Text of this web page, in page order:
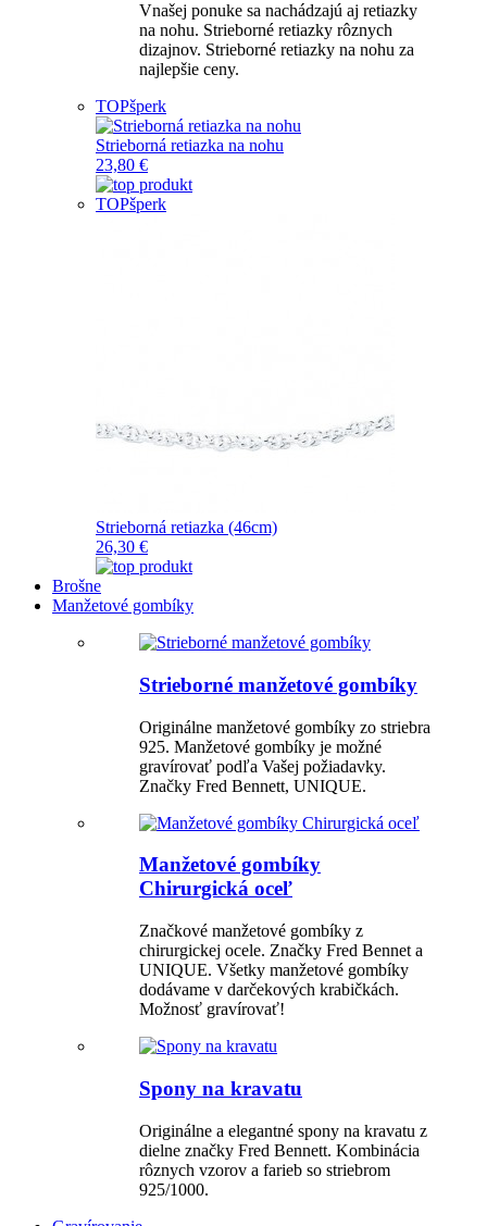
Vnašej ponuke sa nachádzajú aj retiazky
na nohu. Strieborné retiazky rôznych
dizajnov. Strieborné retiazky na nohu za
najlepšie ceny.
TOPšperk
Strieborná retiazka na nohu
23,80 €
TOPšperk
Strieborná retiazka (46cm)
26,30 €
Brošne
Manžetové gombíky
Strieborné manžetové gombíky
Originálne manžetové gombíky zo striebra
925. Manžetové gombíky je možné
gravírovať podľa Vašej požiadavky.
Značky Fred Bennett, UNIQUE.
Manžetové gombíky
Chirurgická oceľ
Značkové manžetové gombíky z
chirurgickej ocele. Značky Fred Bennet a
UNIQUE. Všetky manžetové gombíky
dodávame v darčekových krabičkách.
Možnosť gravírovať!
Spony na kravatu
Originálne a elegantné spony na kravatu z
dielne značky Fred Bennett. Kombinácia
rôznych vzorov a farieb so striebrom
925/1000.